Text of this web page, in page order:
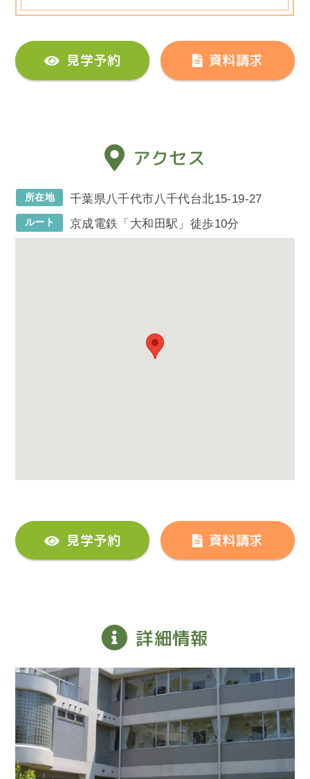
見学予約 資料請求
アクセス
所在地 千葉県八千代市八千代台北15-19-27
ルート 京成電鉄「大和田駅」徒歩10分
見学予約 資料請求
詳細情報